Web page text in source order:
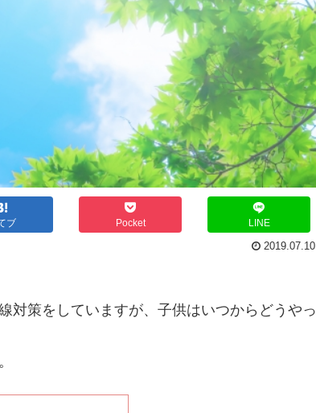
ブ Pocket LINE
2019.07.10
対策をしていますが、子供はいつからどうやっ